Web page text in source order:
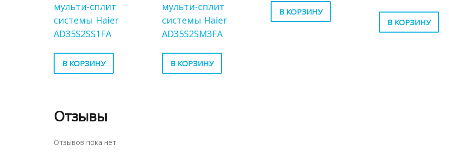
мульти-сплит
системы Haier
AD35S2SS1FA
В КОРЗИНУ
мульти-сплит
системы Haier
AD35S2SM3FA
В КОРЗИНУ
В КОРЗИНУ
В КОРЗИНУ
Отзывы
Отзывов пока нет.